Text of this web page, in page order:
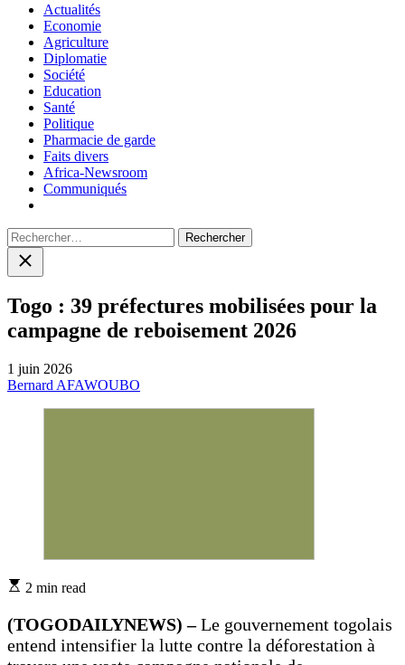
Actualités
Economie
Agriculture
Diplomatie
Société
Education
Santé
Politique
Pharmacie de garde
Faits divers
Africa-Newsroom
Communiqués
Rechercher :
Close
search
Togo : 39 préfectures mobilisées pour la
campagne de reboisement 2026
1 juin 2026
Bernard AFAWOUBO
Estimated
time
2 min read
(TOGODAILYNEWS) –Le gouvernement togolais
entend intensifier la lutte contre la déforestation à